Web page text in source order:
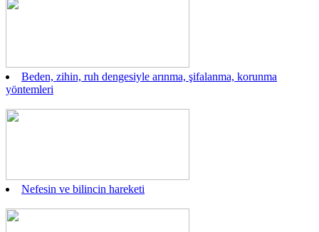
Beden, zihin, ruh dengesiyle arınma, şifalanma, korunma
yöntemleri
Nefesin ve bilincin hareketi